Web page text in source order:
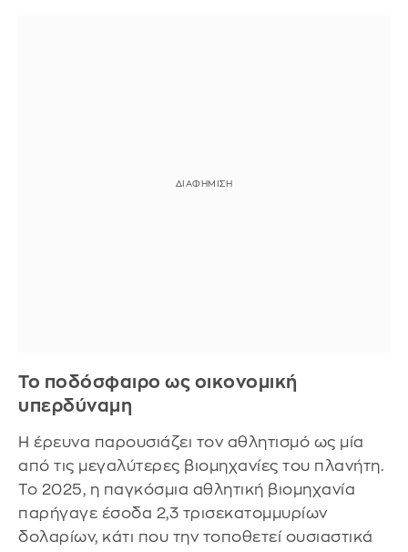
Το ποδόσφαιρο ως οικονομική
υπερδύναμη
Η έρευνα παρουσιάζει τον αθλητισμό ως μία
από τις μεγαλύτερες βιομηχανίες του πλανήτη.
Το 2025, η παγκόσμια αθλητική βιομηχανία
παρήγαγε έσοδα 2,3 τρισεκατομμυρίων
δολαρίων, κάτι που την τοποθετεί ουσιαστικά